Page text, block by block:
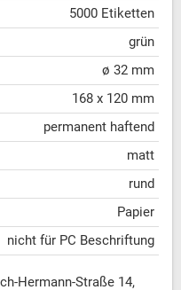
5000 Etiketten
grün
ø 32 mm
168 x 120 mm
permanent haftend
matt
rund
Papier
nicht für PC Beschriftung
Hermann-Straße 14,